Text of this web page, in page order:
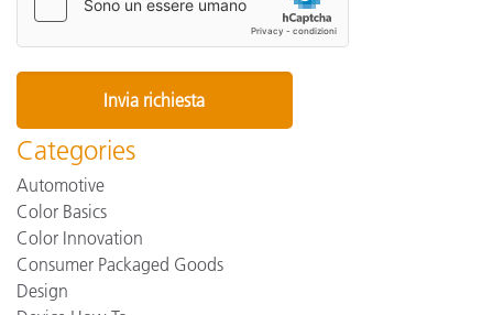
Categories
Automotive
Color Basics
Color Innovation
Consumer Packaged Goods
Design